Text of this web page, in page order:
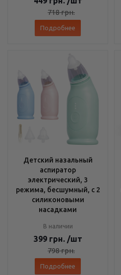
718грн.
Подробнее
Детский назальный
аспиратор
электрический, 3
режима, бесшумный, с 2
силиконовыми
насадками
В наличии
399 грн. /шт
798грн.
Подробнее